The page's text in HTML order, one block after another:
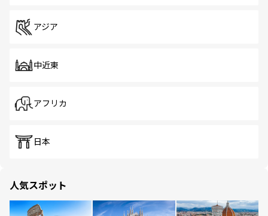
アジア
中近東
アフリカ
日本
人気スポット